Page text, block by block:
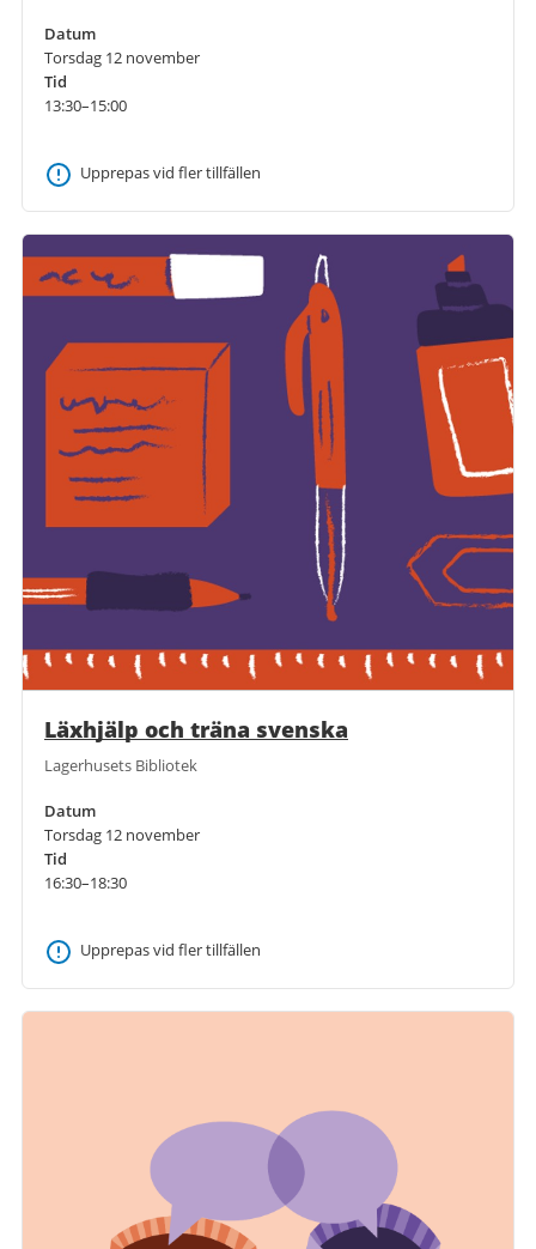
Datum
Torsdag 12 november
Tid
13:30–15:00
Upprepas vid fler tillfällen
Läxhjälp och träna svenska
Lagerhusets Bibliotek
Datum
Torsdag 12 november
Tid
16:30–18:30
Upprepas vid fler tillfällen